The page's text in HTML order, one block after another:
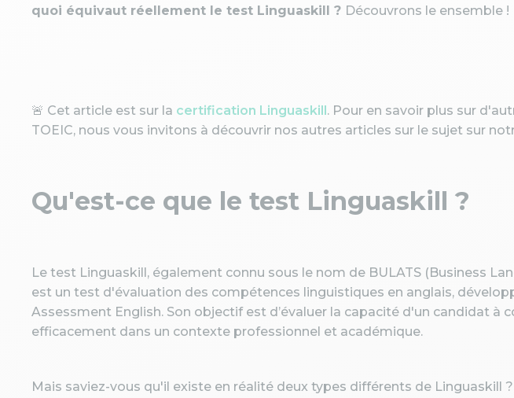
quoi équivaut réellement le test Linguaskill ? Découvrons le ensemble !
🚨 Cet article est sur la certification Linguaskill . Pour en savoir plus sur
TOEIC, nous vous invitons à découvrir nos autres articles sur le sujet sur
Qu'est-ce que le test Linguaskill ?
Le test Linguaskill, également connu sous le nom de BULATS (Business
est un test d'évaluation des compétences linguistiques en anglais,
Assessment English. Son objectif est d’évaluer la capacité d'un candidat à
efficacement dans un contexte professionnel et académique.
Mais saviez-vous qu'il existe en réalité deux types différents de Linguaskill